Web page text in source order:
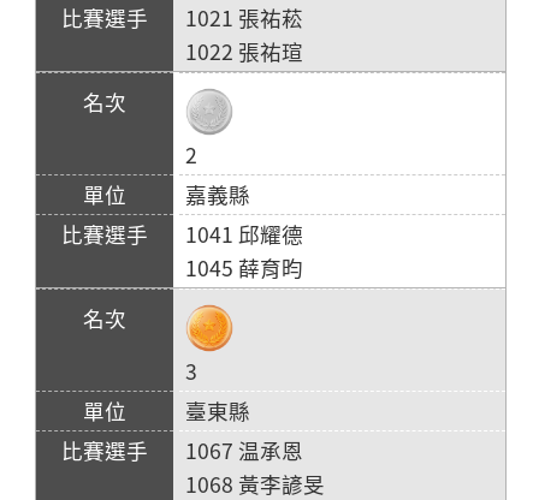
1021 張祐菘
1022 張祐瑄
2
嘉義縣
1041 邱耀德
1045 薛育昀
3
臺東縣
1067 温承恩
1068 黃李諺旻